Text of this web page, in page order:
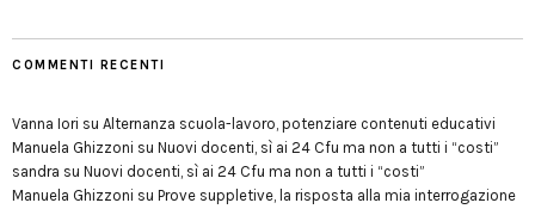
COMMENTI RECENTI
Vanna Iori su Alternanza scuola-lavoro, potenziare contenuti educativi
Manuela Ghizzoni su Nuovi docenti, sì ai 24 Cfu ma non a tutti i “costi”
sandra su Nuovi docenti, sì ai 24 Cfu ma non a tutti i “costi”
Manuela Ghizzoni su Prove suppletive, la risposta alla mia interrogazione